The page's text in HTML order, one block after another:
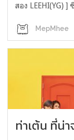
สอง LEEHI(YG) ]
MepMhee
ท่าเต้น ที่น่